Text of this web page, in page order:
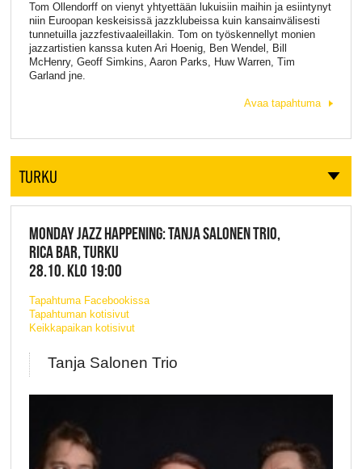
Tom Ollendorff on vienyt yhtyettään lukuisiin maihin ja esiintynyt
niin Euroopan keskeisissä jazzklubeissa kuin kansainvälisesti
tunnetuilla jazzfestivaaleillakin. Tom on työskennellyt monien
jazzartistien kanssa kuten Ari Hoenig, Ben Wendel, Bill
McHenry, Geoff Simkins, Aaron Parks, Huw Warren, Tim
Garland jne.
Avaa tapahtuma
TURKU
MONDAY JAZZ HAPPENING: TANJA SALONEN TRIO,
RICA BAR, TURKU
28.10. KLO 19:00
Tapahtuma Facebookissa
Tapahtuman kotisivut
Keikkapaikan kotisivut
Tanja Salonen Trio